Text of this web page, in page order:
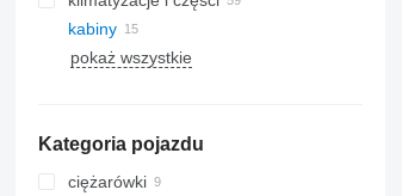
przewody klimatyzacji
chłodnice klimatyzacji
klimatyzacje
inne części klimatyzatora
kabiny
boczne szyby
pokaż wszystkie
Kategoria pojazdu
ciężarówki